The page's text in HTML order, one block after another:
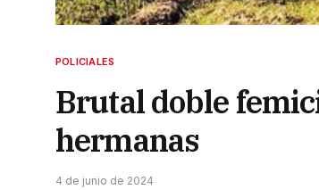
POLICIALES
Brutal doble
hermanas
4 de junio de 2024